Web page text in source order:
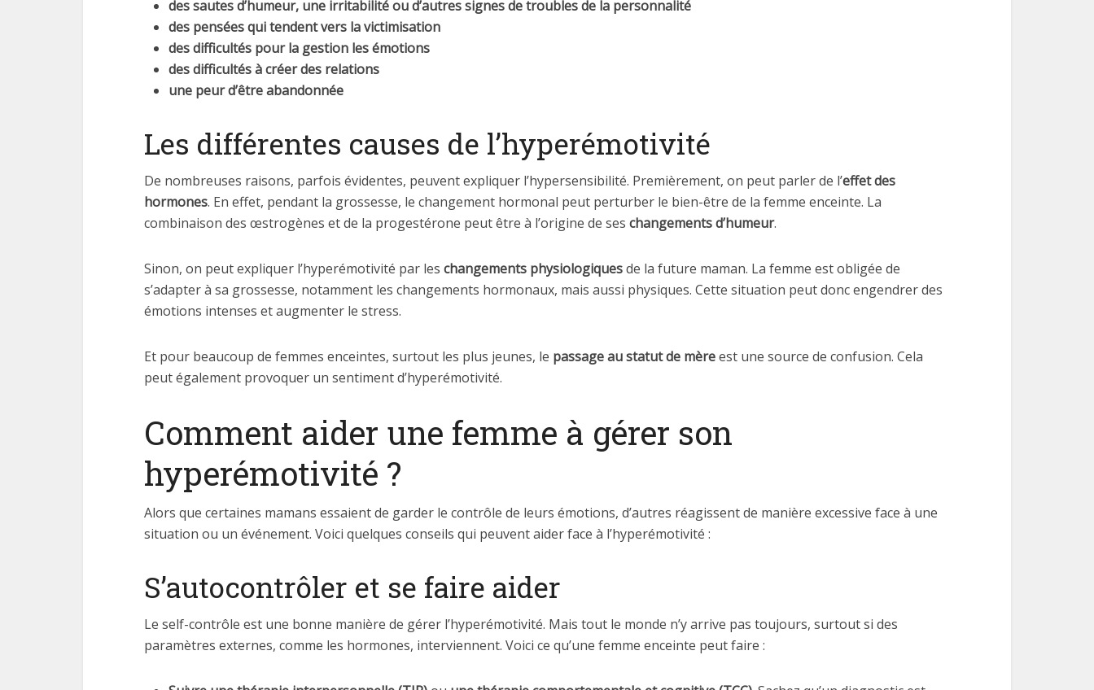
des sautes d’humeur, une irritabilité ou d’autres signes de troubles de la personnalité
des pensées qui tendent vers la victimisation
des difficultés pour la gestion les émotions
des difficultés à créer des relations
une peur d’être abandonnée
Les différentes causes de l’hyperémotivité
De nombreuses raisons, parfois évidentes, peuvent expliquer l’hypersensibilité. Premièrement, on peut parler de l’effet des
hormones. En effet, pendant la grossesse, le changement hormonal peut perturber le bien-être de la femme enceinte. La
combinaison des œstrogènes et de la progestérone peut être à l’origine de ses changements d’humeur.
Sinon, on peut expliquer l’hyperémotivité par les changements physiologiquesde la future maman. La femme est obligée de
s’adapter à sa grossesse, notamment les changements hormonaux, mais aussi physiques. Cette situation peut donc engendrer des
émotions intenses et augmenter le stress.
Et pour beaucoup de femmes enceintes, surtout les plus jeunes, le passage au statut de mèreest une source de confusion. Cela
peut également provoquer un sentiment d’hyperémotivité.
Comment aider une femme à gérer son
hyperémotivité ?
Alors que certaines mamans essaient de garder le contrôle de leurs émotions, d’autres réagissent de manière excessive face à une
situation ou un événement. Voici quelques conseils qui peuvent aider face à l’hyperémotivité :
S’autocontrôler et se faire aider
Le self-contrôle est une bonne manière de gérer l’hyperémotivité. Mais tout le monde n’y arrive pas toujours, surtout si des
paramètres externes, comme les hormones, interviennent. Voici ce qu’une femme enceinte peut faire :